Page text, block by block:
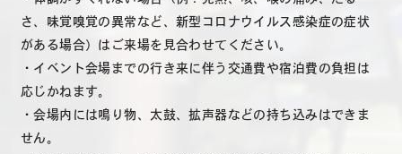
さ、味覚嗅覚の異常など、新型コロナウイルス感染症の症状
がある場合）はご来場を見合わせてください。
・イベント会場までの行き来に伴う交通費や宿泊費の負担は
応じかねます。
・会場内には鳴り物、太鼓、拡声器などの持ち込みはできま
せん。